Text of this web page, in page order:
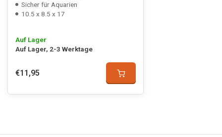
Sicher für Aquarien
10.5 x 8.5 x 17
Auf Lager
Auf Lager, 2-3 Werktage
€11,95